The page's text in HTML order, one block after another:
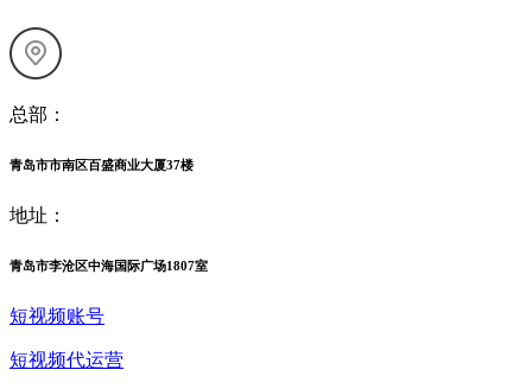
总部：
青岛市市南区百盛商业大厦37楼
地址：
青岛市李沧区中海国际广场1807室
短视频账号
短视频代运营